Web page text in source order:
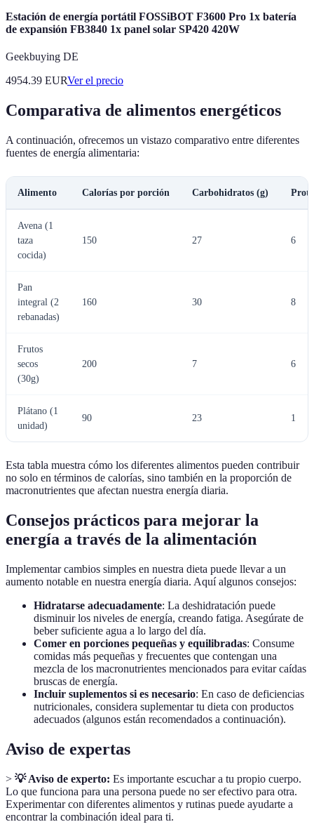
Estación de energía portátil FOSSiBOT F3600 Pro 1x batería
de expansión FB3840 1x panel solar SP420 420W
Geekbuying DE
4954.39 EURVer el precio
Comparativa de alimentos energéticos
A continuación, ofrecemos un vistazo comparativo entre diferentes
fuentes de energía alimentaria:
Alimento Calorías por porción Carbohidratos (g)
Avena (1
taza
cocida)
150 27 6
Pan
integral (2
rebanadas)
160 30 8
Frutos
secos
(30g)
200 7 6
Plátano (1
unidad)
90 23 1
Esta tabla muestra cómo los diferentes alimentos pueden contribuir
no solo en términos de calorías, sino también en la proporción de
macronutrientes que afectan nuestra energía diaria.
Consejos prácticos para mejorar la
energía a través de la alimentación
Implementar cambios simples en nuestra dieta puede llevar a un
aumento notable en nuestra energía diaria. Aquí algunos consejos:
Hidratarse adecuadamente: La deshidratación puede
disminuir los niveles de energía, creando fatiga. Asegúrate de
beber suficiente agua a lo largo del día.
Comer en porciones pequeñas y equilibradas: Consume
comidas más pequeñas y frecuentes que contengan una
mezcla de los macronutrientes mencionados para evitar caídas
bruscas de energía.
Incluir suplementos si es necesario: En caso de deficiencias
nutricionales, considera suplementar tu dieta con productos
adecuados (algunos están recomendados a continuación).
Aviso de expertas
> 💡 Aviso de experto: Es importante escuchar a tu propio cuerpo.
Lo que funciona para una persona puede no ser efectivo para otra.
Experimentar con diferentes alimentos y rutinas puede ayudarte a
encontrar la combinación ideal para ti.